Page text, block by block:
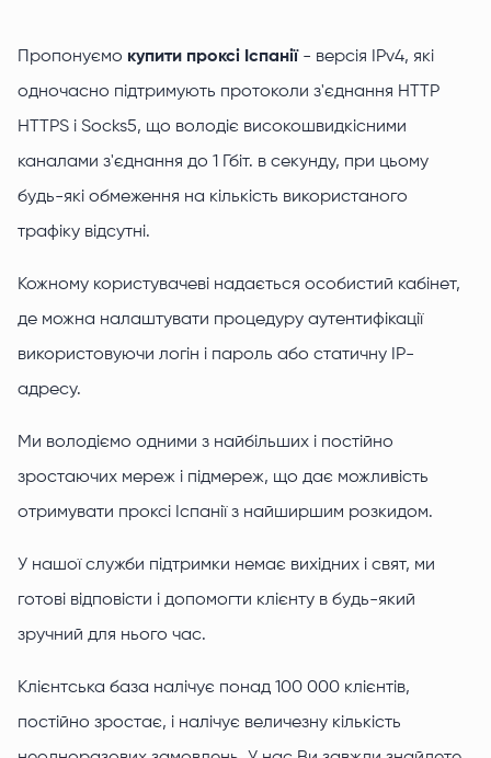
Пропонуємо купити проксі Іспанії- версія IPv4, які
одночасно підтримують протоколи з'єднання HTTP
HTTPS і Socks5, що володіє високошвидкісними
каналами з'єднання до 1 Гбіт. в секунду, при цьому
будь-які обмеження на кількість використаного
трафіку відсутні.
Кожному користувачеві надається особистий кабінет,
де можна налаштувати процедуру аутентифікації
використовуючи логін і пароль або статичну IP-
адресу.
Ми володіємо одними з найбільших і постійно
зростаючих мереж і підмереж, що дає можливість
отримувати проксі Іспанії з найширшим розкидом.
У нашої служби підтримки немає вихідних і свят, ми
готові відповісти і допомогти клієнту в будь-який
зручний для нього час.
Клієнтська база налічує понад 100 000 клієнтів,
постійно зростає, і налічує величезну кількість